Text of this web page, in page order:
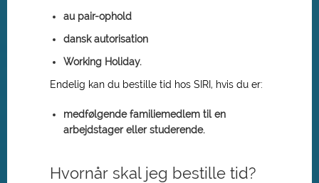
au pair-ophold
dansk autorisation
Working Holiday.
Endelig kan du bestille tid hos SIRI, hvis du er:
medfølgende familiemedlem til en
arbejdstager eller studerende.
Hvornår skal jeg bestille tid?